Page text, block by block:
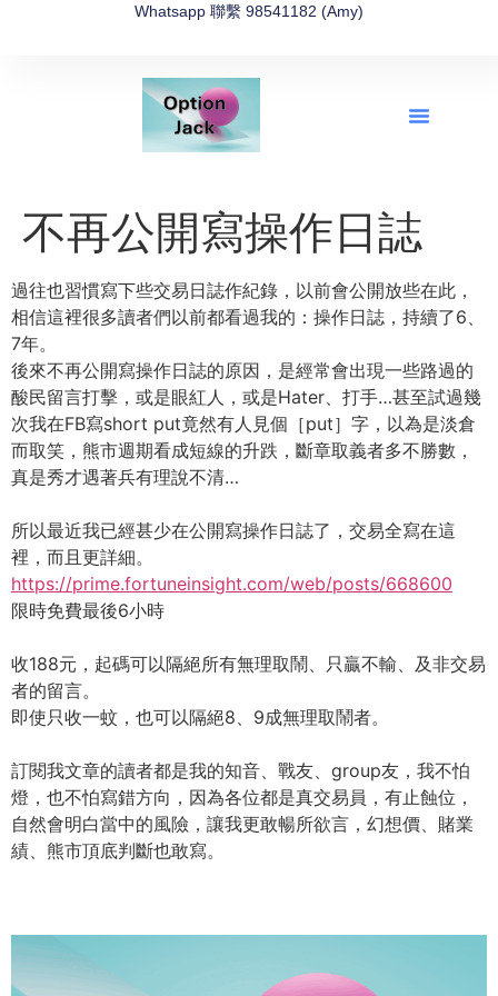
Whatsapp 聯繫 98541182 (Amy)
不再公開寫操作日誌
過往也習慣寫下些交易日誌作紀錄，以前會公開放些在此，
相信這裡很多讀者們以前都看過我的：操作日誌，持續了6、
7年。
後來不再公開寫操作日誌的原因，是經常會出現一些路過的
酸民留言打擊，或是眼紅人，或是Hater、打手…甚至試過幾
次我在FB寫short put竟然有人見個［put］字，以為是淡倉
而取笑，熊市週期看成短線的升跌，斷章取義者多不勝數，
真是秀才遇著兵有理說不清…
所以最近我已經甚少在公開寫操作日誌了，交易全寫在這
裡，而且更詳細。
https://prime.fortuneinsight.com/web/posts/668600
限時免費最後6小時
收188元，起碼可以隔絕所有無理取鬧、只贏不輸、及非交易
者的留言。
即使只收一蚊，也可以隔絕8、9成無理取鬧者。
訂閱我文章的讀者都是我的知音、戰友、group友，我不怕
燈，也不怕寫錯方向，因為各位都是真交易員，有止蝕位，
自然會明白當中的風險，讓我更敢暢所欲言，幻想價、賭業
績、熊市頂底判斷也敢寫。